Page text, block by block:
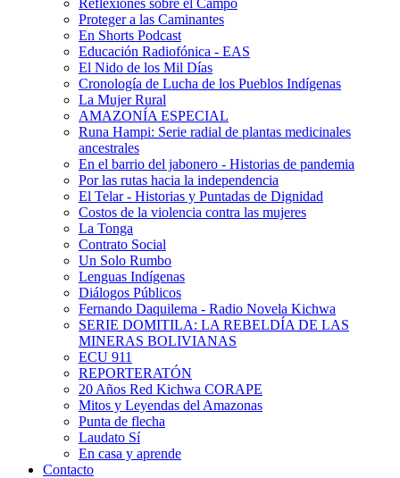
Reflexiones sobre el Campo
Proteger a las Caminantes
En Shorts Podcast
Educación Radiofónica - EAS
El Nido de los Mil Días
Cronología de Lucha de los Pueblos Indígenas
La Mujer Rural
AMAZONÍA ESPECIAL
Runa Hampi: Serie radial de plantas medicinales
ancestrales
En el barrio del jabonero - Historias de pandemia
Por las rutas hacia la independencia
El Telar - Historias y Puntadas de Dignidad
Costos de la violencia contra las mujeres
La Tonga
Contrato Social
Un Solo Rumbo
Lenguas Indígenas
Diálogos Públicos
Fernando Daquilema - Radio Novela Kichwa
SERIE DOMITILA: LA REBELDÍA DE LAS
MINERAS BOLIVIANAS
ECU 911
REPORTERATÓN
20 Años Red Kichwa CORAPE
Mitos y Leyendas del Amazonas
Punta de flecha
Laudato Sí
En casa y aprende
Contacto